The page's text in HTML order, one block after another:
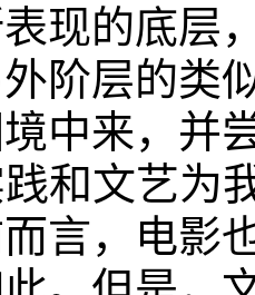
现的底层
阶层的类
中来，并
和文艺为
言，电影